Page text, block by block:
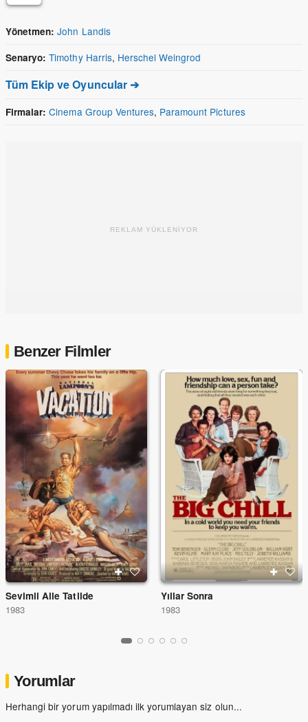
Yönetmen: John Landis
Senaryo: Timothy Harris, Herschel Weingrod
Tüm Ekip ve Oyuncular ➔
Firmalar: Cinema Group Ventures, Paramount Pictures
REKLAM YÜKLENİYOR
Benzer Filmler
Sevimli Aile Tatilde
1983
Yıllar Sonra
1983
Yorumlar
Herhangi bir yorum yapılmadı ilk yorumlayan siz olun...